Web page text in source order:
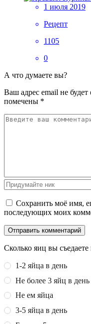
1 июля 2019
Рецепт
1105
0
А что думаете вы?
Ваш адрес email не будет
помечены *
Сохранить моё имя,
последующих моих
Сколько яиц вы съедаете
1-2 яйца в день
Не более 3 яйц в день
Не ем яйца
3-5 яйца в день